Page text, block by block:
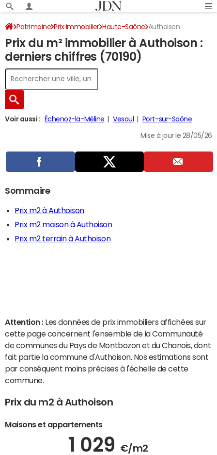
Patrimoine Prix immobilier Haute-Saône Authoison
Prix du m² immobilier à Authoison :
derniers chiffres (70190)
Voir aussi : Échenoz-la-Méline Vesoul Port-sur-Saône
Mise à jour le 28/05/26
Sommaire
Prix m2 à Authoison
Prix m2 maison à Authoison
Prix m2 terrain à Authoison
Attention : Les données de prix immobiliers affichées sur
cette page concernent l'ensemble de la Communauté
de communes du Pays de Montbozon et du Chanois, dont
fait partie la commune d'Authoison. Nos estimations sont
par conséquent moins précises à l'échelle de cette
commune.
Prix du m2 à Authoison
Maisons et appartements
1 029 €/m2